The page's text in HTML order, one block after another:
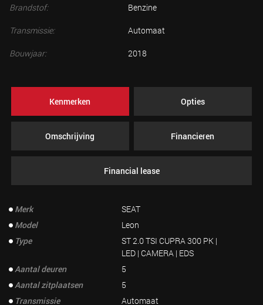
Brandstof: Benzine
Transmissie: Automaat
Bouwjaar: 2018
Kenmerken Opties
Omschrijving Financieren
Financial lease
Merk
SEAT
Model
Leon
Type
ST 2.0 TSI CUPRA 300 PK |
LED | CAMERA | EDS
Aantal deuren
5
Aantal zitplaatsen
5
Transmissie
Automaat